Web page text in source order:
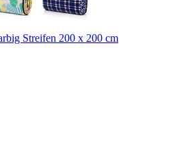
Streifen 200 x 200 cm